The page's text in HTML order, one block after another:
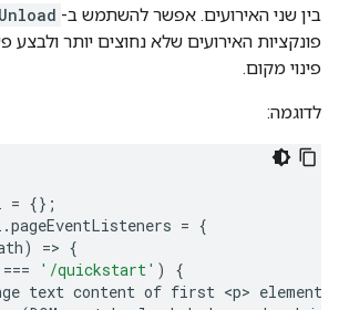
בין שני האירועים. אפשר להשתמש ב-
פונקציות האירועים שלא נחוצים יותר ולבצע
פינוי מקום.
לדוגמה:
= {};
.pageEventListeners = {
) => {
=== '/quickstart' )
{
text content of first <p> element